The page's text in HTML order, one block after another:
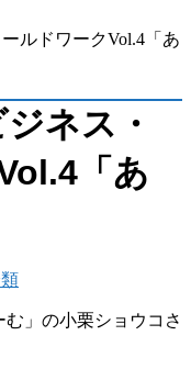
ルドワークVol.4「あ
ネス・
「あ
」の小栗ショウコさ